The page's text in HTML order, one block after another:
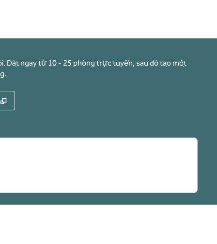
Đặt ngay từ 10 - 25 phòng trực tuyến, sau đó tạo một
,